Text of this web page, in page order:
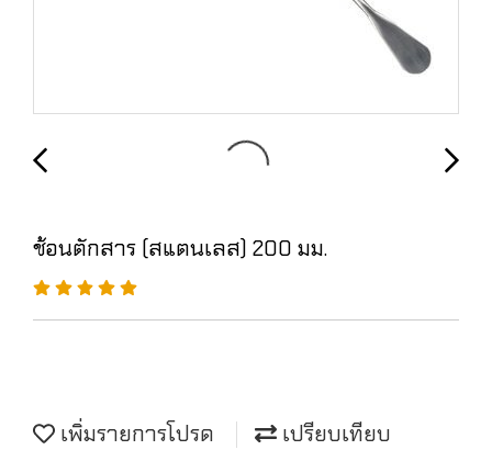
ช้อนตักสาร (สแตนเลส) 200 มม.
เพิ่มรายการโปรด เปรียบเทียบ